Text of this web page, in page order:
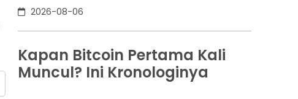
kewajibannya, kondisi yang kita kenal sebagai
gagal bayar. Ini bukan masalah segelintir orang.
Mengutip laporan OJK dari dataindonesia.id,
angka kredit macet di industri fintech tercatat
naik ke 4,38% per Januari
2026-08-06
Kapan Bitcoin Pertama Kali
Muncul? Ini Kronologinya